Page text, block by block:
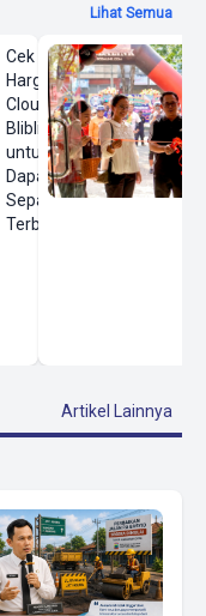
Lihat Semua
Cek
Harga On
Cloud di
Blibli
untuk
Dapatkan
Sepatu
Terbaru
Artikel Lainnya